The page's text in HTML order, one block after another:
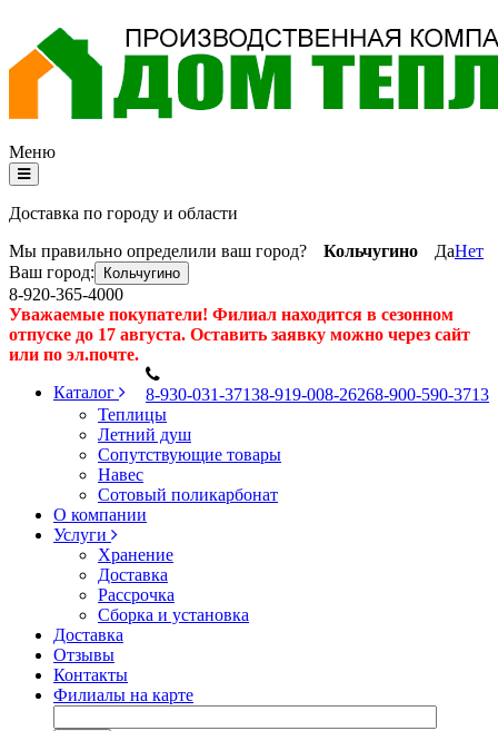
Меню
Доставка по городу и области
Мы правильно определили ваш город?
Кольчугино ДаНет
Ваш город:
Кольчугино
8-920-365-4000
Уважаемые покупатели! Филиал находится в сезонном
отпуске до 17 августа. Оставить заявку можно через сайт
или по эл.почте.
8-930-031-37138-919-008-26268-900-590-3713
Каталог
Теплицы
Летний душ
Сопутствующие товары
Навес
Сотовый поликарбонат
О компании
Услуги
Хранение
Доставка
Рассрочка
Сборка и установка
Доставка
Отзывы
Контакты
Филиалы на карте